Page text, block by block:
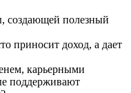
создающей полезный
карьерными
поддерживают